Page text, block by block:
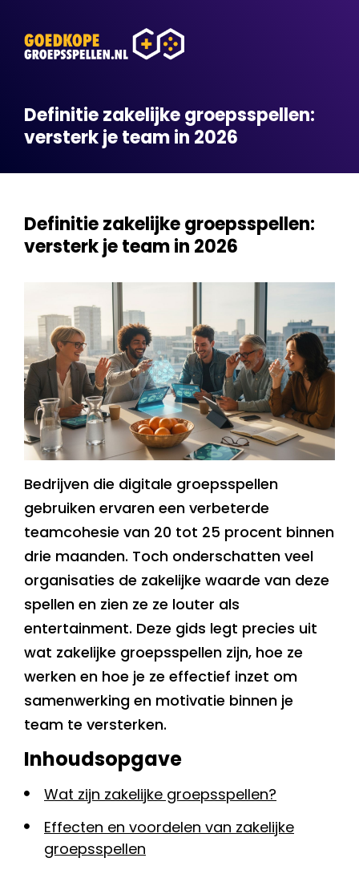
Definitie zakelijke groepsspellen:
versterk je team in 2026
Definitie zakelijke groepsspellen:
versterk je team in 2026
Bedrijven die digitale groepsspellen
gebruiken ervaren een verbeterde
teamcohesie van 20 tot 25 procent binnen
drie maanden. Toch onderschatten veel
organisaties de zakelijke waarde van deze
spellen en zien ze ze louter als
entertainment. Deze gids legt precies uit
wat zakelijke groepsspellen zijn, hoe ze
werken en hoe je ze effectief inzet om
samenwerking en motivatie binnen je
team te versterken.
Inhoudsopgave
Wat zijn zakelijke groepsspellen?
Effecten en voordelen van zakelijke
groepsspellen